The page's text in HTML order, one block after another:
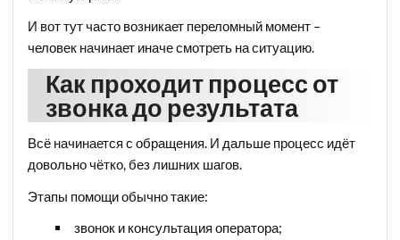
И вот тут часто возникает переломный момент –
человек начинает иначе смотреть на ситуацию.
Как проходит процесс от
звонка до результата
Всё начинается с обращения. И дальше процесс идёт
довольно чётко, без лишних шагов.
Этапы помощи обычно такие:
звонок и консультация оператора;